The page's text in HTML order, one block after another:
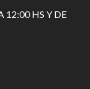
12:00 HS Y DE